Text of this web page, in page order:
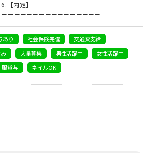
6.【内定】
ーーーーーーーーーーーーーーーー
あり 社会保険完備
交通費支給
大量募集 男性活躍中
女性活躍中
服貸与 ネイルOK